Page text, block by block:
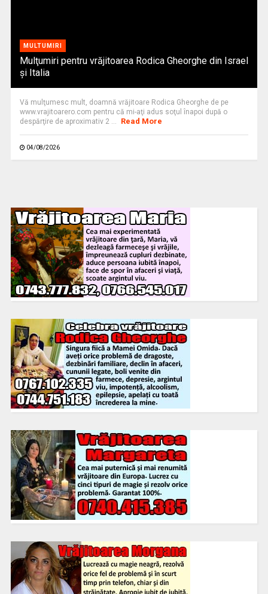
MULTUMIRI
Mulţumiri pentru vrăjitoarea Rodica Gheorghe din Israel
și Italia
Vă mulţumesc mult, doamnă vrăjitoare Rodica Gheorghe de pe
www.vrajitoarero.com pentru că mi-aţi adus soţul înapoi după o
despărţire de aproximativ 2 ...
Read More
04/08/2026